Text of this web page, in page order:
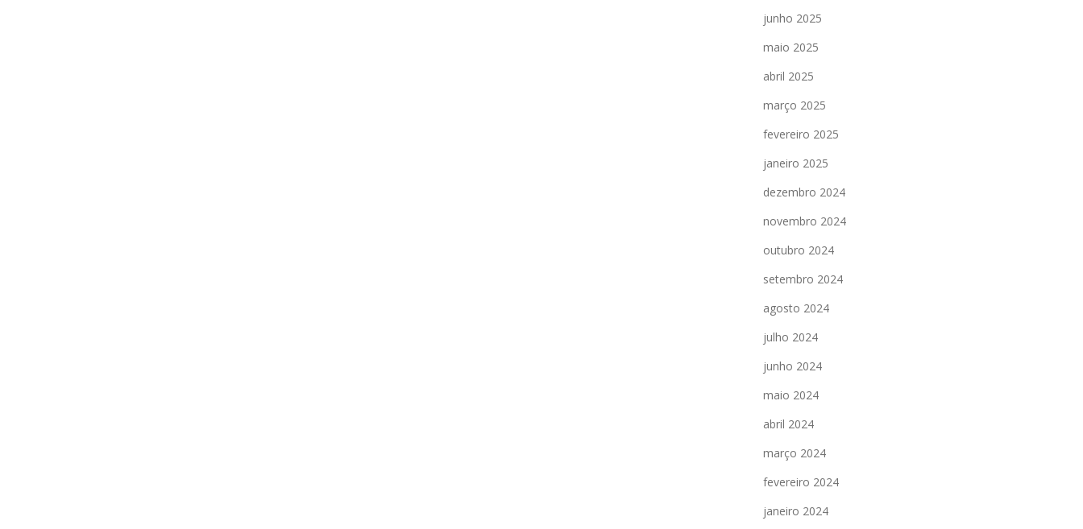
junho 2025
maio 2025
abril 2025
março 2025
fevereiro 2025
janeiro 2025
dezembro 2024
novembro 2024
outubro 2024
setembro 2024
agosto 2024
julho 2024
junho 2024
maio 2024
abril 2024
março 2024
fevereiro 2024
janeiro 2024